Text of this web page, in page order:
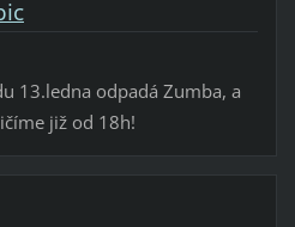
13.ledna odpadá Zumba, a
již od 18h!